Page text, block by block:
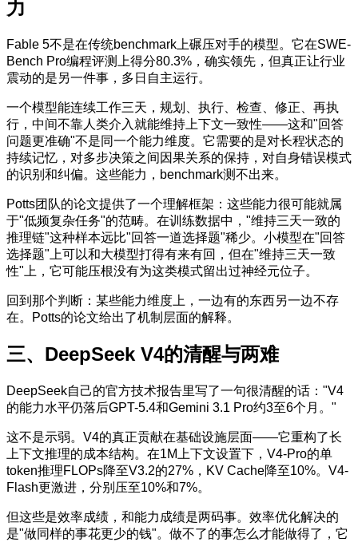
力
Fable 5不是在传统benchmark上碾压对手的模型。它在SWE-
Bench Pro编程评测上得分80.3%，确实领先，但真正让行业
震动的是另一件事，多日自主运行。
一个模型能连续工作三天，规划、执行、检查、修正、再执
行，中间不靠人类介入就能维持上下文一致性——这和"回答
问题更准确"不是同一个能力维度。它需要的是对长程状态的
持续记忆，对多步决策之间因果关系的保持，对自身错误模式
的识别和纠偏。这些能力，benchmark测不出来。
Potts团队的论文提供了一个理解框架：这些能力很可能就属
于"低频复杂任务"的范畴。在训练数据中，"维持三天一致的
推理链"这种样本远比"回答一道选择题"稀少。小模型在"回答
选择题"上可以和大模型打得有来有回，但在"维持三天一致
性"上，它可能压根没有为这类模式留出过神经元位子。
回到那个判断：某些能力维度上，一边有的东西另一边不存
在。Potts的论文给出了机制层面的解释。
三、DeepSeek V4的清醒与两难
DeepSeek自己的官方技术报告里写了一句很清醒的话："V4
的能力水平仍落后GPT-5.4和Gemini 3.1 Pro约3至6个月。"
这不是示弱。V4的真正贡献在基础设施层面——它重构了长
上下文推理的成本结构。在1M上下文设置下，V4-Pro的单
token推理FLOPs降至V3.2的27%，KV Cache降至10%。V4-
Flash更激进，分别压至10%和7%。
但这些是效率成绩，和能力成绩是两码事。效率优化解决的
是"做同样的事花更少的钱"。做不了的事怎么才能做得了，它